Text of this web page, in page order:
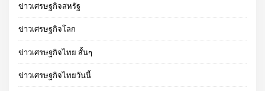
ข่าวเศรษฐกิจสหรัฐ
ข่าวเศรษฐกิจโลก
ข่าวเศรษฐกิจไทย สั้นๆ
ข่าวเศรษฐกิจไทยวันนี้